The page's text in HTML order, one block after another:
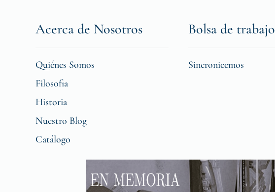
Acerca de Nosotros
Quiénes Somos
Filosofia
Historia
Nuestro Blog
Catálogo
Bolsa de trabajo
Sincronicemos